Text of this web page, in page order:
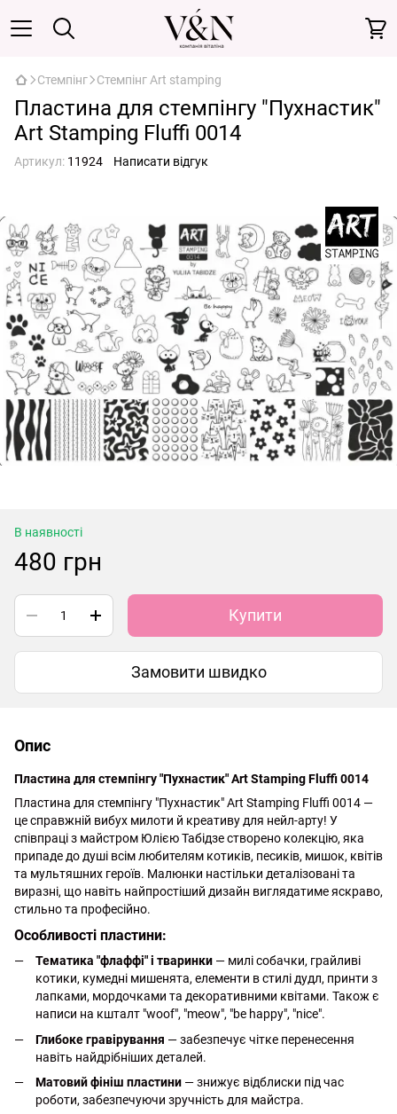
Стемпінг Стемпінг Art stamping
Пластина для стемпінгу "Пухнастик"
Art Stamping Fluffi 0014
Артикул: 11924 Написати відгук
В наявності
480 грн
Купити
Замовити швидко
Опис
Пластина для стемпінгу "Пухнастик" Art Stamping Fluffi 0014
Пластина для стемпінгу "Пухнастик" Art Stamping Fluffi 0014 —
це справжній вибух милоти й креативу для нейл-арту! У
співпраці з майстром Юлією Табідзе створено колекцію, яка
припаде до душі всім любителям котиків, песиків, мишок, квітів
та мультяшних героїв. Малюнки настільки деталізовані та
виразні, що навіть найпростіший дизайн виглядатиме яскраво,
стильно та професійно.
Особливості пластини:
Тематика "флaффі" і тваринки — милі собачки, грайливі
котики, кумедні мишенята, елементи в стилі дудл, принти з
лапками, мордочками та декоративними квітами. Також є
написи на кшталт "woof", "meow", "be happy", "nice".
Глибоке гравірування — забезпечує чітке перенесення
навіть найдрібніших деталей.
Матовий фініш пластини — знижує відблиски під час
роботи, забезпечуючи зручність для майстра.